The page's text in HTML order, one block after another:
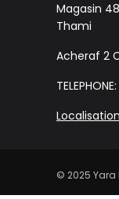
Magasin
Thami
Acheraf 2
Localisation
© 2025 Yara